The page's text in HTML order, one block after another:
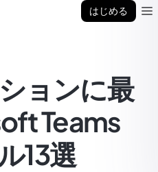
はじめる
ョンに最
Teams
13選